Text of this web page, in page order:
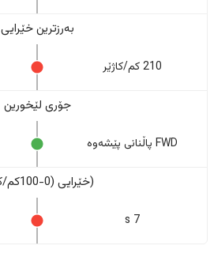
بەرزترین خێرایی
210 کم/کاژێر
جۆری لێخورین
FWD پاڵنانی پێشەوە
(خێرایی (0-100کم/کاژێر
7 s